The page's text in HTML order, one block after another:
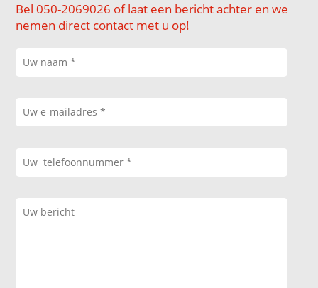
Bel 050-2069026 of laat een bericht achter en we
nemen direct contact met u op!